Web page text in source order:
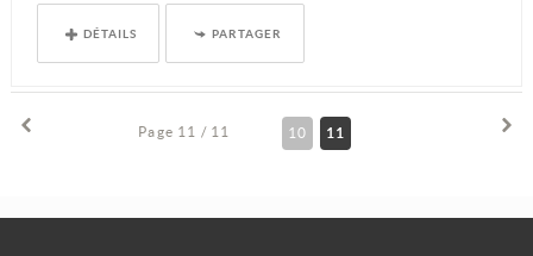
DÉTAILS PARTAGER
Page 11 / 11 10 11